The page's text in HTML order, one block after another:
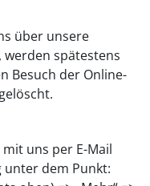
über unsere
spätestens
Besuch der Online-
uns per E-Mail
dem Punkt: